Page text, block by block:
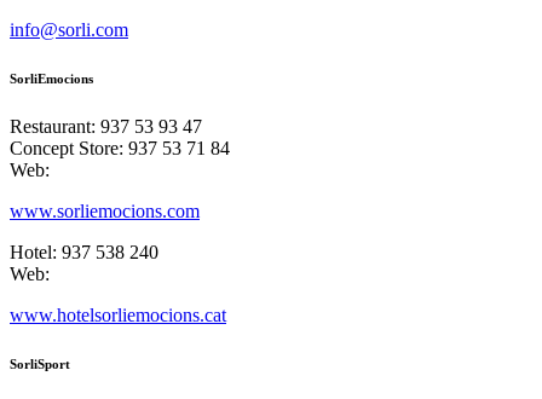
info@sorli.com
SorliEmocions
Restaurant: 937 53 93 47
Concept Store: 937 53 71 84
Web:
www.sorliemocions.com
Hotel: 937 538 240
Web:
www.hotelsorliemocions.cat
SorliSport